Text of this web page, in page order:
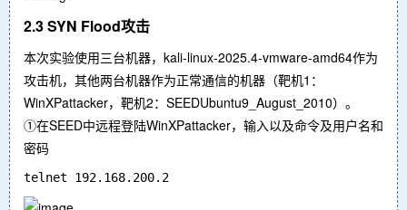
2.3 SYN Flood攻击
本次实验使用三台机器，kali-linux-2025.4-vmware-amd64作为
攻击机，其他两台机器作为正常通信的机器（靶机1：
WinXPattacker，靶机2：SEEDUbuntu9_August_2010）。
①在SEED中远程登陆WinXPattacker，输入以及命令及用户名和
密码